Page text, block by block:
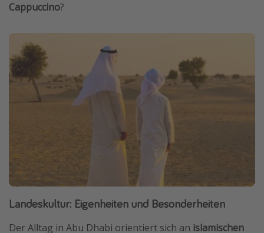
Cappuccino?
Landeskultur: Eigenheiten und Besonderheiten
Der Alltag in Abu Dhabi orientiert sich an islamischen